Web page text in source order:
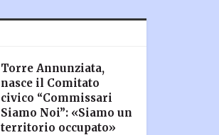
Torre Annunziata,
nasce il Comitato
civico “Commissari
Siamo Noi”: «Siamo un
territorio occupato»